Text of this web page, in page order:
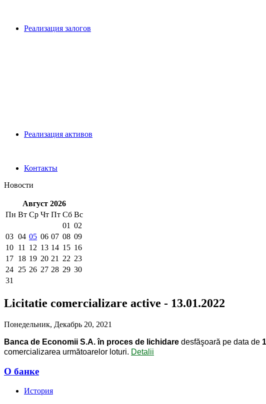
Реализация залогов
Pеализация активов
Контакты
Новости
Август 2026
Пн Вт Ср Чт Пт Сб Вс
01 02
03 04 05 06 07 08 09
10 11 12 13 14 15 16
17 18 19 20 21 22 23
24 25 26 27 28 29 30
31
Licitatie comercializare active - 13.01.2022
Понедельник, Декабрь 20, 2021
Banca de Economii S.A. în proces de lichidare desfăşoară pe data de
comercializarea următoarelor loturi. Detalii
О банке
История